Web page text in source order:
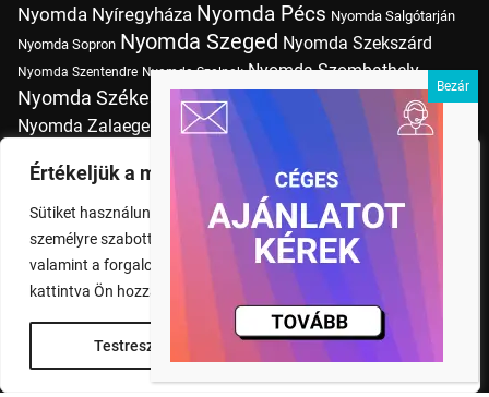
Értékeljük a magánéletét
Sütiket használunk a böngészési élmény fokozására,
személyre szabott hirdetések vagy tartalmak megjelenítésére,
valamint a forgalom elemzésére. A "Mindent elfogad" gombra
kattintva Ön hozzájárul a cookie-k használatához.
Testreszabás Rendben
Nyomda Nyíregyháza Nyomda Pécs Nyomda Salgótarján
Nyomda Sopron Nyomda Szeged Nyomda Szekszárd
Nyomda Szentendre Nyomda Szolnok Nyomda Szombathely
Nyomda Székesfehérvár Nyomda Tatabánya Nyomda Vác
Nyomda Zalaegerszeg Nyomda Érd nyomtatás
Nyomtatás Budapesten
Pólónyomtatás Budapesten Szitanyomda Budapesten
Tudásbázis